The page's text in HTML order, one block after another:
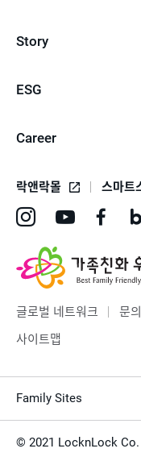
Story
ESG
Career
락앤락몰 스마트
스
타
램
바
로
가
브
로
기
스
바
가
글로벌 네트워크 문의
사이트맵
Family Sites
© 2021 LocknLock